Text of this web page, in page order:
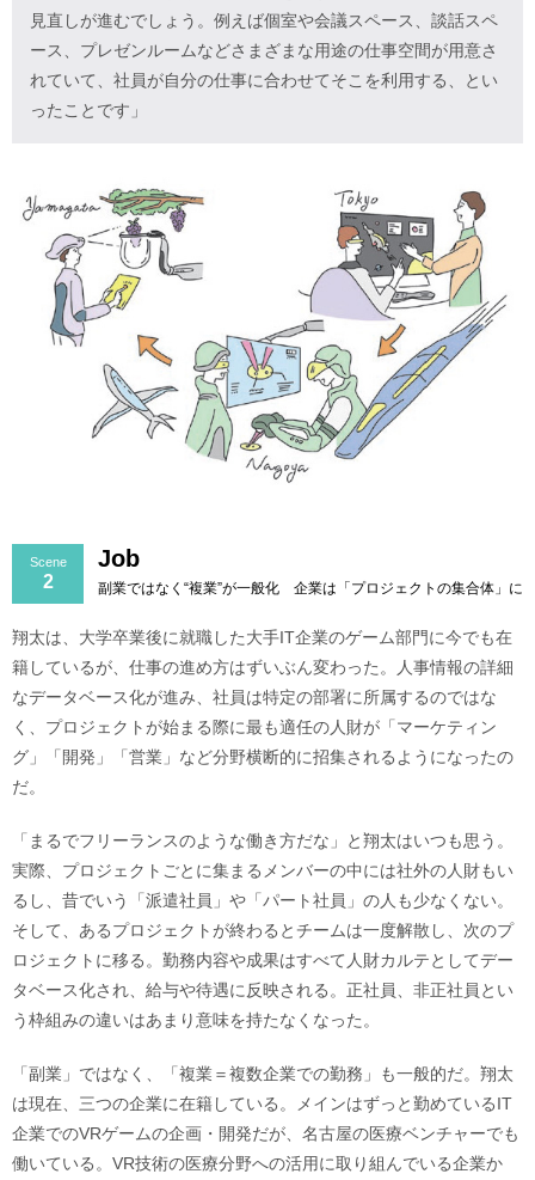
見直しが進むでしょう。例えば個室や会議スペース、談話スペ
ース、プレゼンルームなどさまざまな用途の仕事空間が用意さ
れていて、社員が自分の仕事に合わせてそこを利用する、とい
ったことです」
Scene
2
Job
副業ではなく“複業”が一般化 企業は「プロジェクトの集合体」に
翔太は、大学卒業後に就職した大手IT企業のゲーム部門に今でも在
籍しているが、仕事の進め方はずいぶん変わった。人事情報の詳細
なデータベース化が進み、社員は特定の部署に所属するのではな
く、プロジェクトが始まる際に最も適任の人財が「マーケティン
グ」「開発」「営業」など分野横断的に招集されるようになったの
だ。
「まるでフリーランスのような働き方だな」と翔太はいつも思う。
実際、プロジェクトごとに集まるメンバーの中には社外の人財もい
るし、昔でいう「派遣社員」や「パート社員」の人も少なくない。
そして、あるプロジェクトが終わるとチームは一度解散し、次のプ
ロジェクトに移る。勤務内容や成果はすべて人財カルテとしてデー
タベース化され、給与や待遇に反映される。正社員、非正社員とい
う枠組みの違いはあまり意味を持たなくなった。
「副業」ではなく、「複業＝複数企業での勤務」も一般的だ。翔太
は現在、三つの企業に在籍している。メインはずっと勤めているIT
企業でのVRゲームの企画・開発だが、名古屋の医療ベンチャーでも
働いている。VR技術の医療分野への活用に取り組んでいる企業か